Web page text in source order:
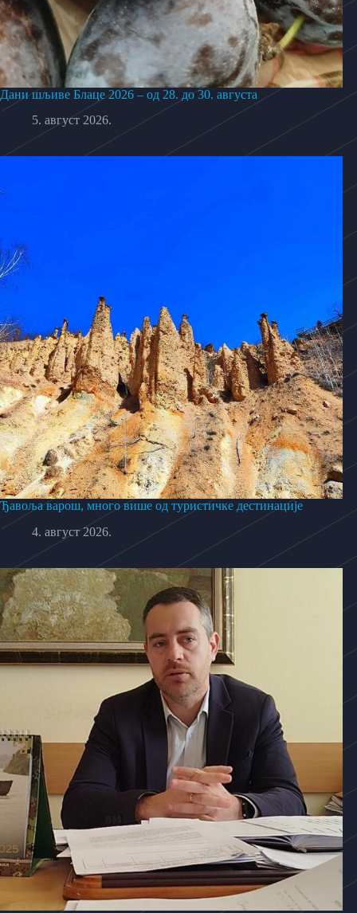
Дани шљиве Блаце 2026 – од 28. до 30. августа
5. август 2026.
Ђавоља варош, много више од туристичке дестинације
4. август 2026.